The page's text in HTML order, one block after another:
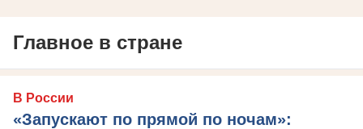
Главное в стране
В России
«Запускают по прямой по ночам»: